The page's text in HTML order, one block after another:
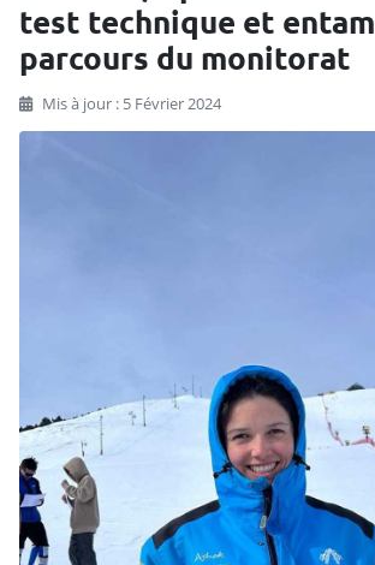
test technique et
parcours du monitorat
Mis à jour : 5 Février 2024